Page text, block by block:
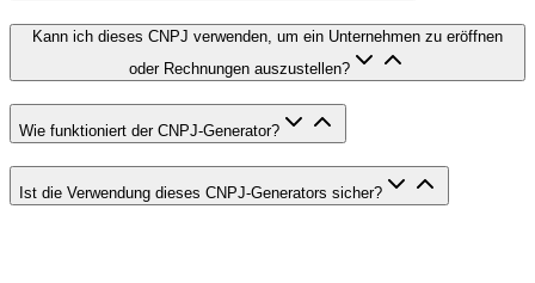
Kann ich dieses CNPJ verwenden, um ein Unternehmen zu eröffnen
oder Rechnungen auszustellen?
Wie funktioniert der CNPJ-Generator?
Ist die Verwendung dieses CNPJ-Generators sicher?